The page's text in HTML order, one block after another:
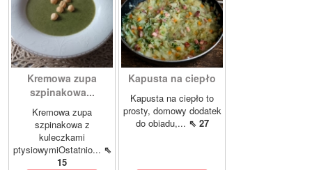
Kremowa zupa
szpinakowa...
Kremowa zupa
szpinakowa z
kuleczkami
ptysiowymiOstatnio... ⇖
15
Kapusta na ciepło
Kapusta na ciepło to
prosty, domowy dodatek
do obiadu,... ⇖ 27